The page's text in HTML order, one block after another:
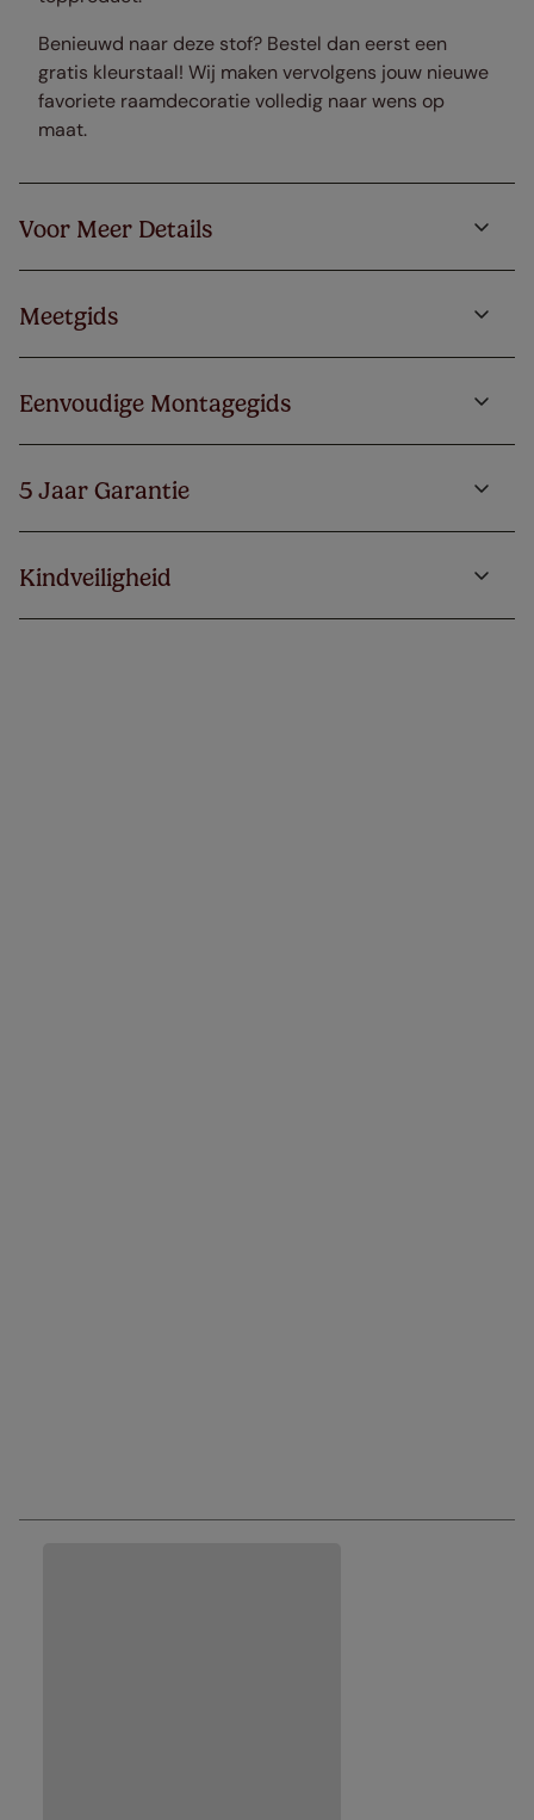
Benieuwd naar deze stof? Bestel dan eerst een
gratis kleurstaal! Wij maken vervolgens jouw nieuwe
favoriete raamdecoratie volledig naar wens op
maat.
Voor Meer Details
Meetgids
Eenvoudige Montagegids
5 Jaar Garantie
Kindveiligheid